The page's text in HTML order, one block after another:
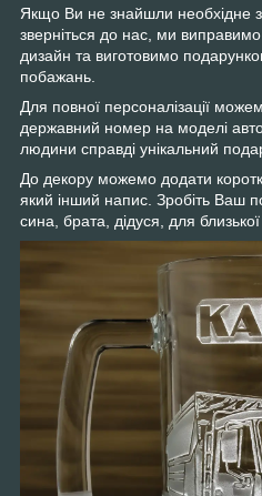
Якщо Ви не знайшли необхідне
зверніться до нас, ми
дизайн та виготовимо
побажань.
Для повної персоналізації
державний номер на моделі
людини справді унікальний
До декору можемо додати
який інший напис. Зробіть Ваш
сина, брата, дідуся, для